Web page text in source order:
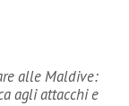
alle Maldive:
agli attacchi e